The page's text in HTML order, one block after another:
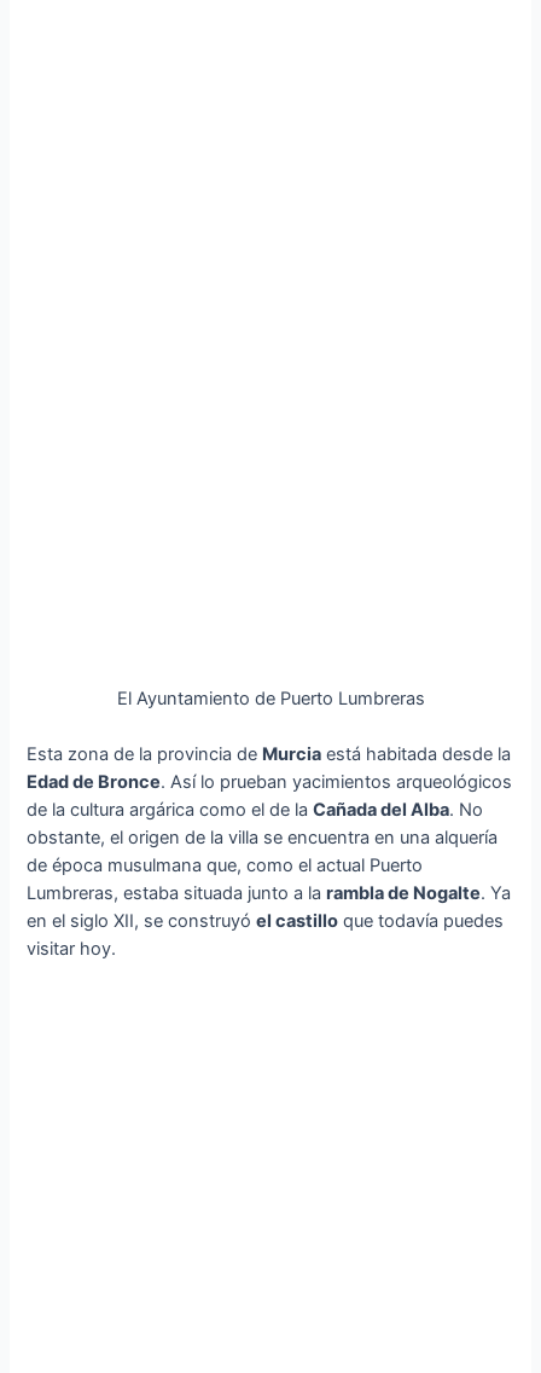
El Ayuntamiento de Puerto Lumbreras
Esta zona de la provincia de Murcia está habitada desde la
Edad de Bronce. Así lo prueban yacimientos arqueológicos
de la cultura argárica como el de laCañada del Alba. No
obstante, el origen de la villa se encuentra en una alquería
de época musulmana que, como el actual Puerto
Lumbreras, estaba situada junto a larambla de Nogalte. Ya
en el siglo XII, se construyóel castillo que todavía puedes
visitar hoy.